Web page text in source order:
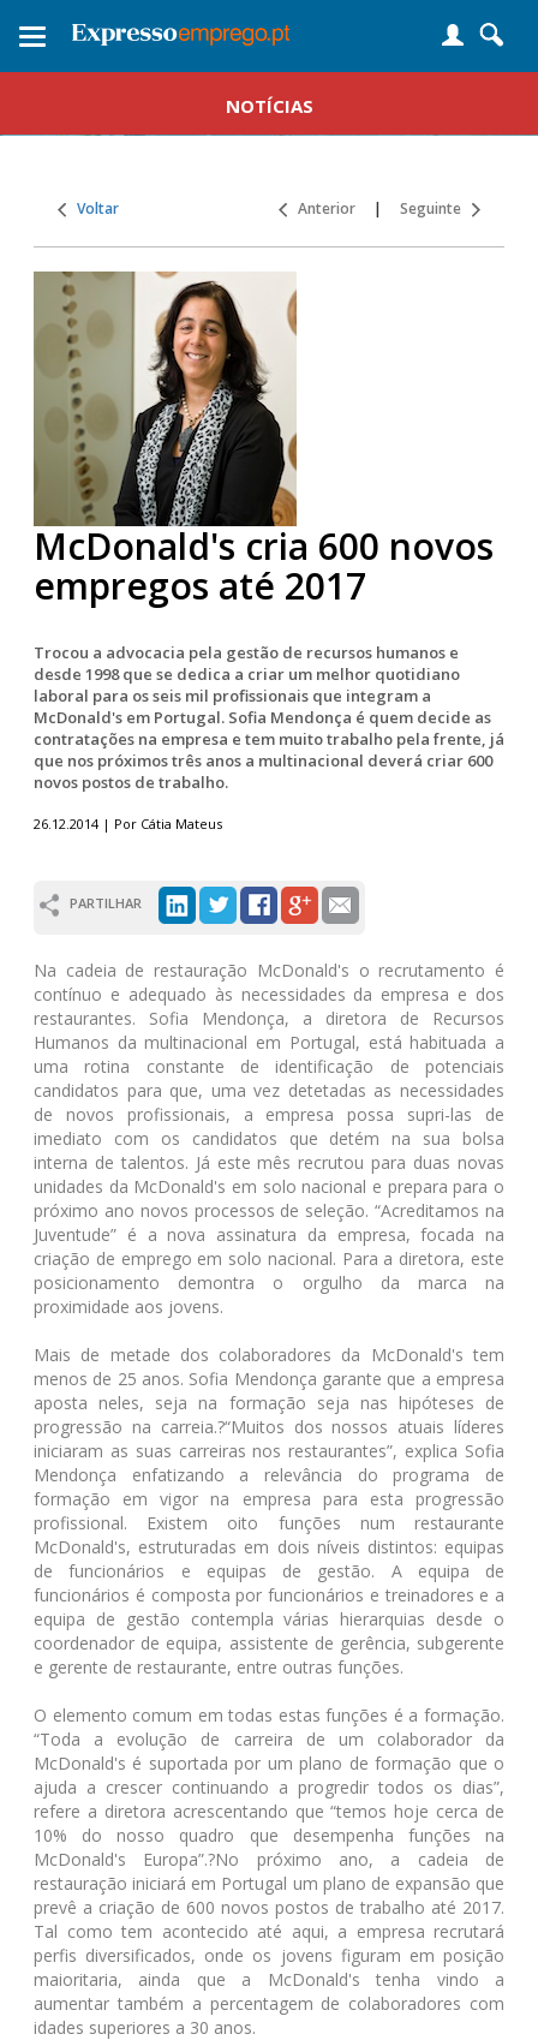
Toggle
NOTÍCIAS
Voltar Anterior | Seguinte
McDonald's cria 600 novos
empregos até 2017
Trocou a advocacia pela gestão de recursos humanos e
desde 1998 que se dedica a criar um melhor quotidiano
laboral para os seis mil profissionais que integram a
McDonald's em Portugal. Sofia Mendonça é quem decide as
contratações na empresa e tem muito trabalho pela frente, já
que nos próximos três anos a multinacional deverá criar 600
novos postos de trabalho.
26.12.2014 | Por Cátia Mateus
PARTILHAR
Na cadeia de restauração McDonald's o recrutamento é
contínuo e adequado às necessidades da empresa e dos
restaurantes. Sofia Mendonça, a diretora de Recursos
Humanos da multinacional em Portugal, está habituada a
uma rotina constante de identificação de potenciais
candidatos para que, uma vez detetadas as necessidades
de novos profissionais, a empresa possa supri-las de
imediato com os candidatos que detém na sua bolsa
interna de talentos. Já este mês recrutou para duas novas
unidades da McDonald's em solo nacional e prepara para o
próximo ano novos processos de seleção. “Acreditamos na
Juventude” é a nova assinatura da empresa, focada na
criação de emprego em solo nacional. Para a diretora, este
posicionamento demontra o orgulho da marca na
proximidade aos jovens.
Mais de metade dos colaboradores da McDonald's tem
menos de 25 anos. Sofia Mendonça garante que a empresa
aposta neles, seja na formação seja nas hipóteses de
progressão na carreia.?“Muitos dos nossos atuais líderes
iniciaram as suas carreiras nos restaurantes”, explica Sofia
Mendonça enfatizando a relevância do programa de
formação em vigor na empresa para esta progressão
profissional. Existem oito funções num restaurante
McDonald's, estruturadas em dois níveis distintos: equipas
de funcionários e equipas de gestão. A equipa de
funcionários é composta por funcionários e treinadores e a
equipa de gestão contempla várias hierarquias desde o
coordenador de equipa, assistente de gerência, subgerente
e gerente de restaurante, entre outras funções.
O elemento comum em todas estas funções é a formação.
“Toda a evolução de carreira de um colaborador da
McDonald's é suportada por um plano de formação que o
ajuda a crescer continuando a progredir todos os dias”,
refere a diretora acrescentando que “temos hoje cerca de
10% do nosso quadro que desempenha funções na
McDonald's Europa”.?No próximo ano, a cadeia de
restauração iniciará em Portugal um plano de expansão que
prevê a criação de 600 novos postos de trabalho até 2017.
Tal como tem acontecido até aqui, a empresa recrutará
perfis diversificados, onde os jovens figuram em posição
maioritaria, ainda que a McDonald's tenha vindo a
aumentar também a percentagem de colaboradores com
idades superiores a 30 anos.